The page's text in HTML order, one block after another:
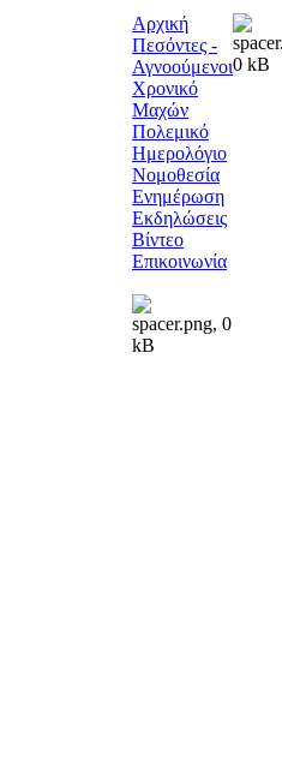
Αρχική
Πεσόντες -
Αγνοούμενοι
Χρονικό
Μαχών
Πολεμικό
Ημερολόγιο
Νομοθεσία
Ενημέρωση
Εκδηλώσεις
Βίντεο
Επικοινωνία